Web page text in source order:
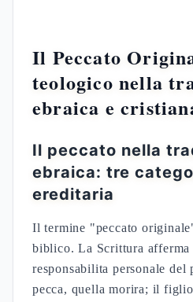
Il Peccato
teologico nella
ebraica e
Il peccato nella
ebraica: tre
ereditaria
Il termine "peccato
biblico. La Scrittura afferma
responsabilita personale del
pecca, quella morira; il